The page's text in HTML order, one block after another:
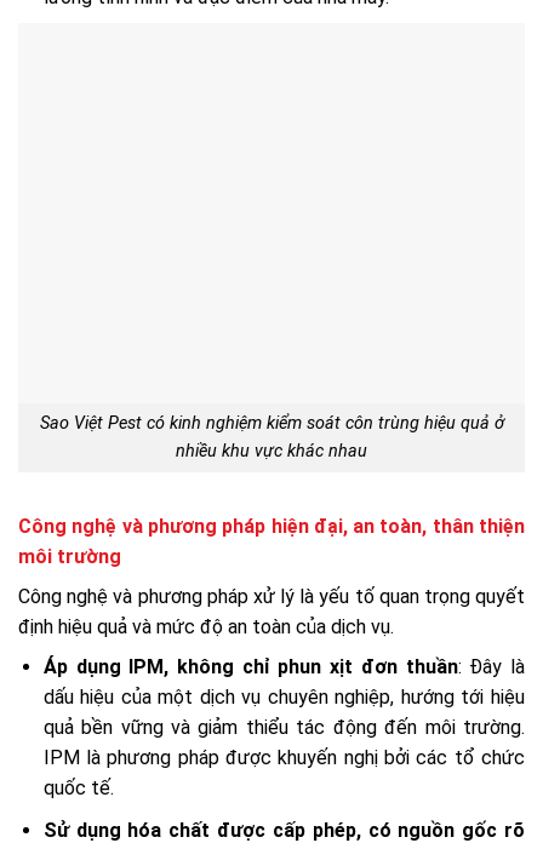
Sao Việt Pest có kinh nghiệm kiểm soát côn trùng hiệu quả ở
nhiều khu vực khác nhau
Công nghệ và phương pháp hiện đại, an toàn, thân thiện
môi trường
Công nghệ và phương pháp xử lý là yếu tố quan trọng quyết
định hiệu quả và mức độ an toàn của dịch vụ.
Áp dụng IPM, không chỉ phun xịt đơn thuần: Đây là
dấu hiệu của một dịch vụ chuyên nghiệp, hướng tới hiệu
quả bền vững và giảm thiểu tác động đến môi trường.
IPM là phương pháp được khuyến nghị bởi các tổ chức
quốc tế.
Sử dụng hóa chất được cấp phép, có nguồn gốc rõ